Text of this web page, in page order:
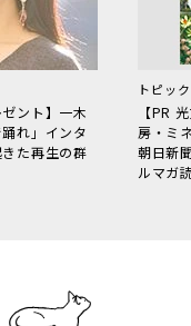
ント】一木
れ」インタ
た再生の群
トピック
【PR
房・ミ
朝日新
ルマガ